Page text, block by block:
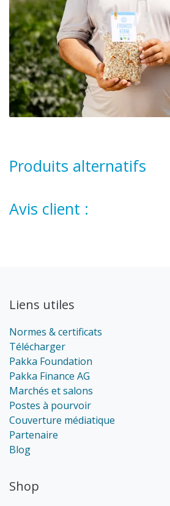
Produits alternatifs
Avis client :
Liens utiles
Normes & certificats
Télécharger
Pakka Foundation
Pakka Finance AG
Marchés et salons
Postes à pourvoir
Couverture médiatique
Partenaire
Blog
Shop